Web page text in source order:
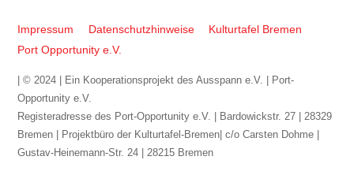
Top
Impressum Datenschutzhinweise
Kulturtafel Bremen
Port Opportunity e.V.
| © 2024 | Ein Kooperationsprojekt des Ausspann e.V. | Port-
Opportunity e.V.
Registeradresse des Port-Opportunity e.V. | Bardowickstr. 27 | 28329
Bremen | Projektbüro der Kulturtafel-Bremen| c/o Carsten Dohme |
Gustav-Heinemann-Str. 24 | 28215 Bremen